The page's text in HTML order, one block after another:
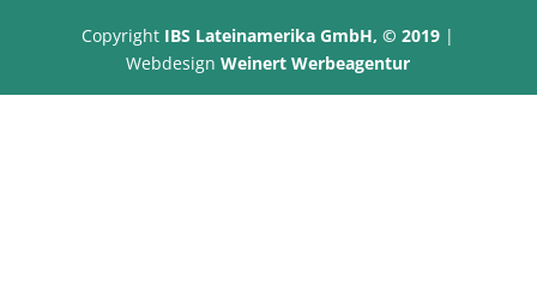
Copyright IBS Lateinamerika GmbH, © 2019 |
WebdesignWeinert Werbeagentur